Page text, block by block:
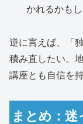
かれるかもし
逆に言えば、「
積み直したい。
講座とも自信を
まとめ：